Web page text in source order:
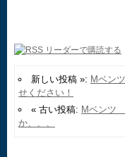
新しい投稿 »: Mベン
せください！
« 古い投稿: Mベンツ
か、、、